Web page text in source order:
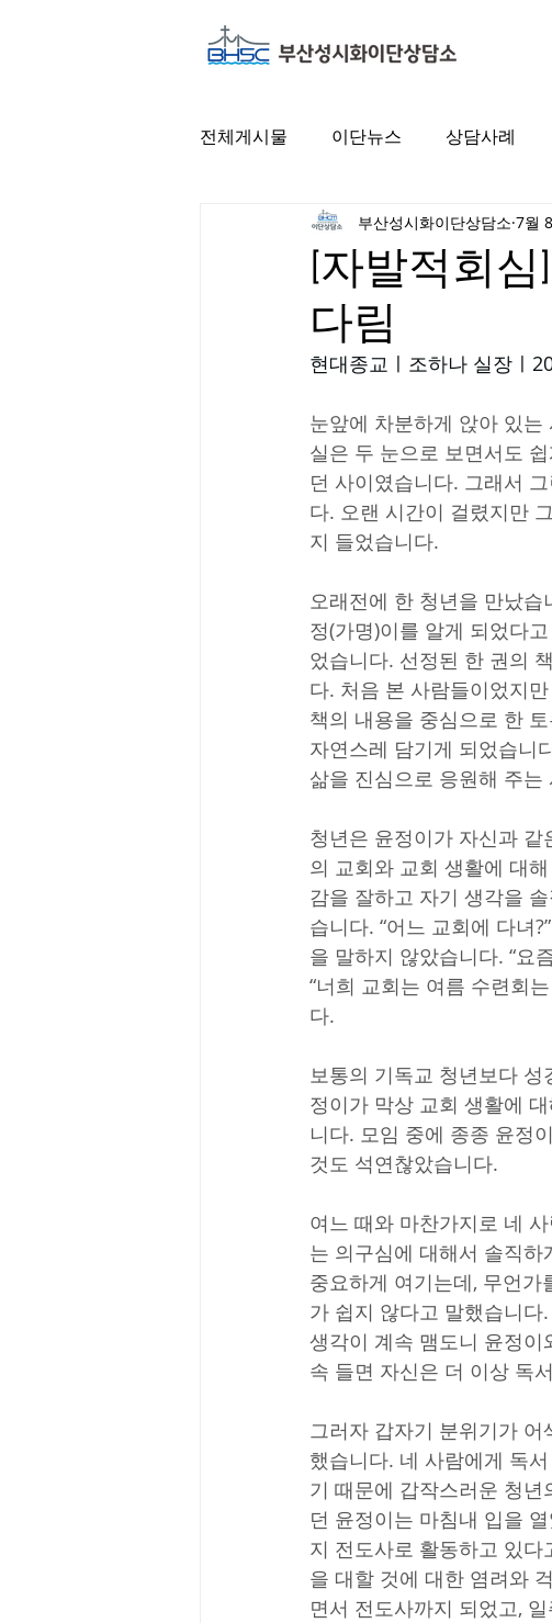
전체게시물 이단뉴스 상담사례
[자발적회
다림
부산성시화이단상담소 7월
현대종교ㅣ조하나 실장ㅣ
눈앞에 차분하게 앉아 있
실은 두 눈으로 보면서도
던 사이였습니다. 그래서
다. 오랜 시간이 걸렸지만
지 들었습니다.
오래전에 한 청년을 만났
정(가명)이를 알게 되었다
었습니다. 선정된 한 권의
다. 처음 본 사람들이었지
책의 내용을 중심으로 한
자연스레 담기게 되었습니
삶을 진심으로 응원해 주는
청년은 윤정이가 자신과
의 교회와 교회 생활에 대
감을 잘하고 자기 생각을
습니다. “어느 교회에 다녀
을 말하지 않았습니다. “요
“너희 교회는 여름 수련회
다.
보통의 기독교 청년보다
정이가 막상 교회 생활에
니다. 모임 중에 종종 윤정
것도 석연찮았습니다.
여느 때와 마찬가지로 네
는 의구심에 대해서 솔직
중요하게 여기는데, 무언
가 쉽지 않다고 말했습니
생각이 계속 맴도니 윤정
속 들면 자신은 더 이상 독
그러자 갑자기 분위기가
했습니다. 네 사람에게 독
기 때문에 갑작스러운 청
던 윤정이는 마침내 입을
지 전도사로 활동하고 있
을 대할 것에 대한 염려와
면서 전도사까지 되었고,